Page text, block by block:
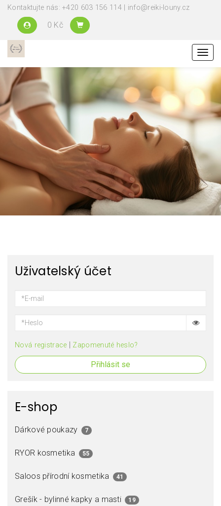
Kontaktujte nás: +420 603 156 114 | info@reiki-louny.cz
0 Kč
Menu
Uživatelský účet
Nová registrace | Zapomenuté heslo?
Přihlásit se
E-shop
Dárkové poukazy 7
RYOR kosmetika 55
Saloos přírodní kosmetika 41
Grešík - bylinné kapky a masti 19